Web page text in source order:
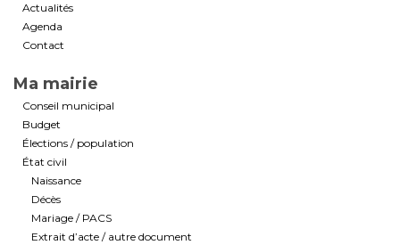
Actualités
Agenda
Contact
Ma mairie
Conseil municipal
Budget
Élections / population
État civil
Naissance
Décès
Mariage / PACS
Extrait d’acte / autre document